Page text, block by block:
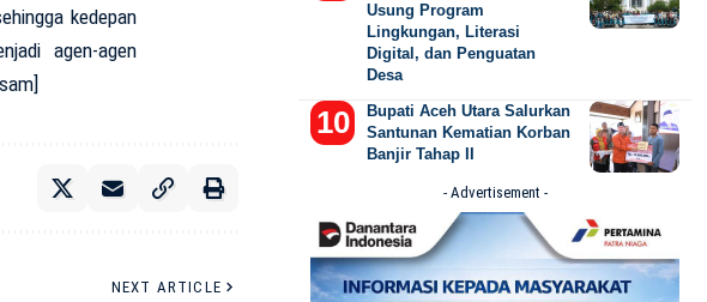
kedepan
agen-agen
NEXT ARTICLE
Usung Program
Lingkungan, Literasi
Digital, dan Penguatan
Desa
Bupati Aceh Utara Salurkan
Santunan Kematian Korban
Banjir Tahap II
- Advertisement -